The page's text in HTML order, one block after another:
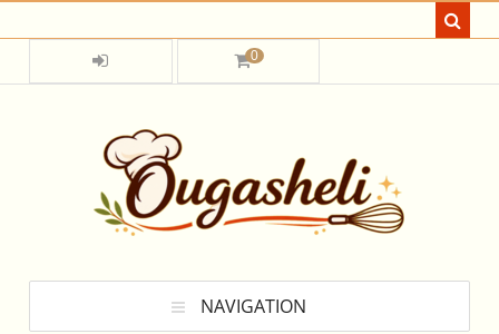
0
NAVIGATION